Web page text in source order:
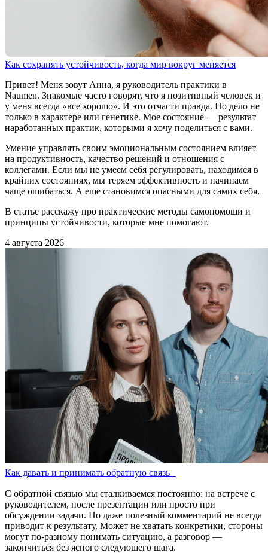
Как сохранять устойчивость, когда мир вокруг меняется
Привет! Меня зовут Анна, я руководитель практики в
Naumen. Знакомые часто говорят, что я позитивный человек и
у меня всегда «все хорошо». И это отчасти правда. Но дело не
только в характере или генетике. Мое состояние — результат
наработанных практик, которыми я хочу поделиться с вами.
Умение управлять своим эмоциональным состоянием влияет
на продуктивность, качество решений и отношения с
коллегами. Если мы не умеем себя регулировать, находимся в
крайних состояниях, мы теряем эффективность и начинаем
чаще ошибаться. А еще становимся опасными для самих себя.
В статье расскажу про практические методы самопомощи и
принципы устойчивости, которые мне помогают.
4 августа 2026
Как давать и принимать обратную связь
С обратной связью мы сталкиваемся постоянно: на встрече с
руководителем, после презентации или просто при
обсуждении задачи. Но даже полезный комментарий не всегда
приводит к результату. Может не хватать конкретики, стороны
могут по-разному понимать ситуацию, а разговор —
закончиться без ясного следующего шага.